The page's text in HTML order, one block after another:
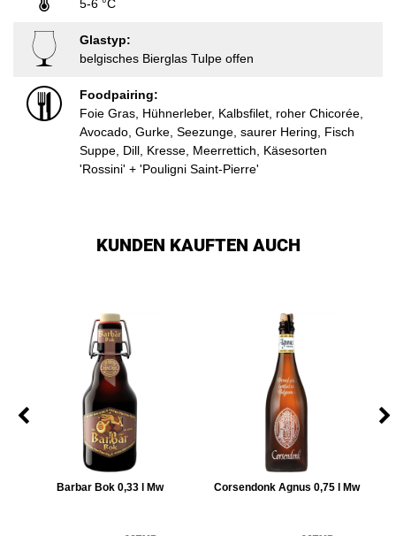
5-6 °C
Glastyp:
belgisches Bierglas Tulpe offen
Foodpairing:
Foie Gras, Hühnerleber, Kalbsfilet, roher Chicorée,
Avocado, Gurke, Seezunge, saurer Hering, Fisch
Suppe, Dill, Kresse, Meerrettich, Käsesorten
'Rossini' + 'Pouligni Saint-Pierre'
KUNDEN KAUFTEN AUCH
Barbar Bok 0,33 l Mw Corsendonk Agnus 0,75 l Mw